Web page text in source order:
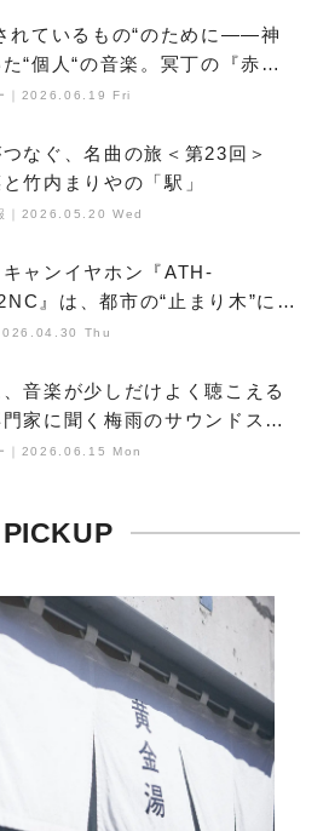
れているもの“のために――神
“個人“の音楽。冥丁の『赤城
レポート
2026.06.19 Fri
つなぐ、名曲の旅＜第23回＞
竹内まりやの「駅」
2026.05.20 Wed
ャンイヤホン『ATH-
』は、都市の“止まり木”にな
ンガーソングライター浮
Thu
音楽が少しだけよく聴こえる
家に聞く梅雨のサウンドス
2026.06.15 Mon
PICKUP